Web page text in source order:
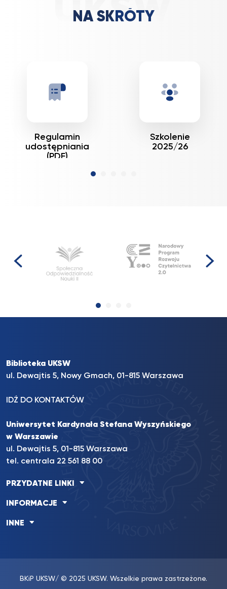
NA SKRÓTY
Regulamin
udostępniania
(PDF)
Szkolenie
2025/26
Biblioteka UKSW
ul. Dewajtis 5, Nowy Gmach, 01-815 Warszawa
IDŹ DO KONTAKTÓW
Uniwersytet Kardynała Stefana Wyszyńskiego
w Warszawie
ul. Dewajtis 5, 01-815 Warszawa
tel. centrala 22 561 88 00
PRZYDATNE LINKI
INFORMACJE
INNE
BKiP UKSW/ © 2025 UKSW. Wszelkie prawa zastrzeżone.